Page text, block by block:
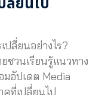
ปลี่ยนอย่างไร?
ชวนเรียนรู้แนวทาง
อัปเดต Media
ที่เปลี่ยนไป